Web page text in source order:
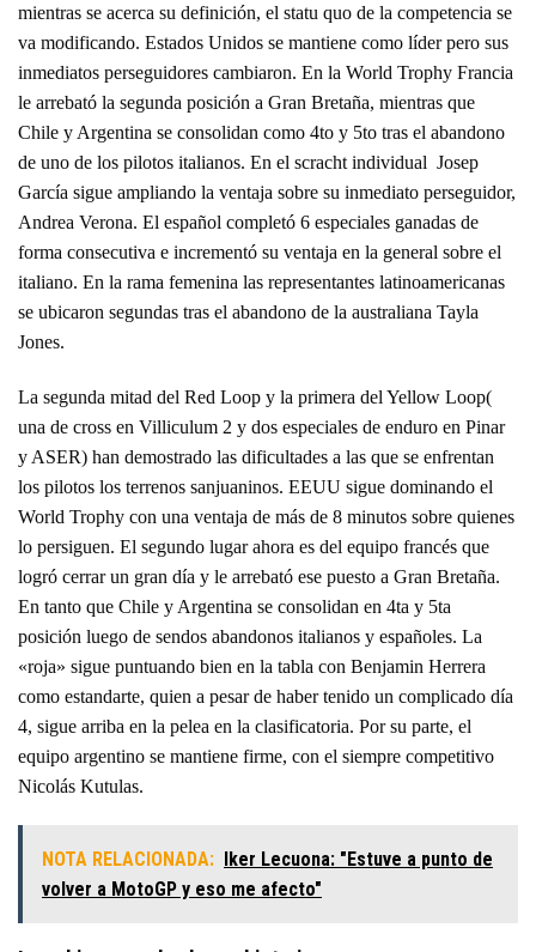
mientras se acerca su definición, el statu quo de la competencia se
va modificando. Estados Unidos se mantiene como líder pero sus
inmediatos perseguidores cambiaron. En la World Trophy Francia
le arrebató la segunda posición a Gran Bretaña, mientras que
Chile y Argentina se consolidan como 4to y 5to tras el abandono
de uno de los pilotos italianos. En el scracht individual Josep
García sigue ampliando la ventaja sobre su inmediato perseguidor,
Andrea Verona. El español completó 6 especiales ganadas de
forma consecutiva e incrementó su ventaja en la general sobre el
italiano. En la rama femenina las representantes latinoamericanas
se ubicaron segundas tras el abandono de la australiana Tayla
Jones.
La segunda mitad del Red Loop y la primera del Yellow Loop(
una de cross en Villiculum 2 y dos especiales de enduro en Pinar
y ASER) han demostrado las dificultades a las que se enfrentan
los pilotos los terrenos sanjuaninos. EEUU sigue dominando el
World Trophy con una ventaja de más de 8 minutos sobre quienes
lo persiguen. El segundo lugar ahora es del equipo francés que
logró cerrar un gran día y le arrebató ese puesto a Gran Bretaña.
En tanto que Chile y Argentina se consolidan en 4ta y 5ta
posición luego de sendos abandonos italianos y españoles. La
«roja» sigue puntuando bien en la tabla con Benjamin Herrera
como estandarte, quien a pesar de haber tenido un complicado día
4, sigue arriba en la pelea en la clasificatoria. Por su parte, el
equipo argentino se mantiene firme, con el siempre competitivo
Nicolás Kutulas.
NOTA RELACIONADA:
Iker Lecuona: "Estuve a punto de
volver a MotoGP y eso me afecto"